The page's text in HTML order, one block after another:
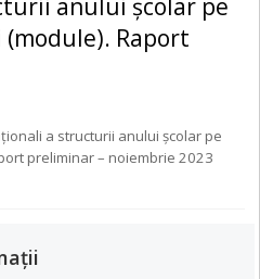
anului școlar pe
Raport
a structurii anului școlar pe
preliminar – noiembrie 2023